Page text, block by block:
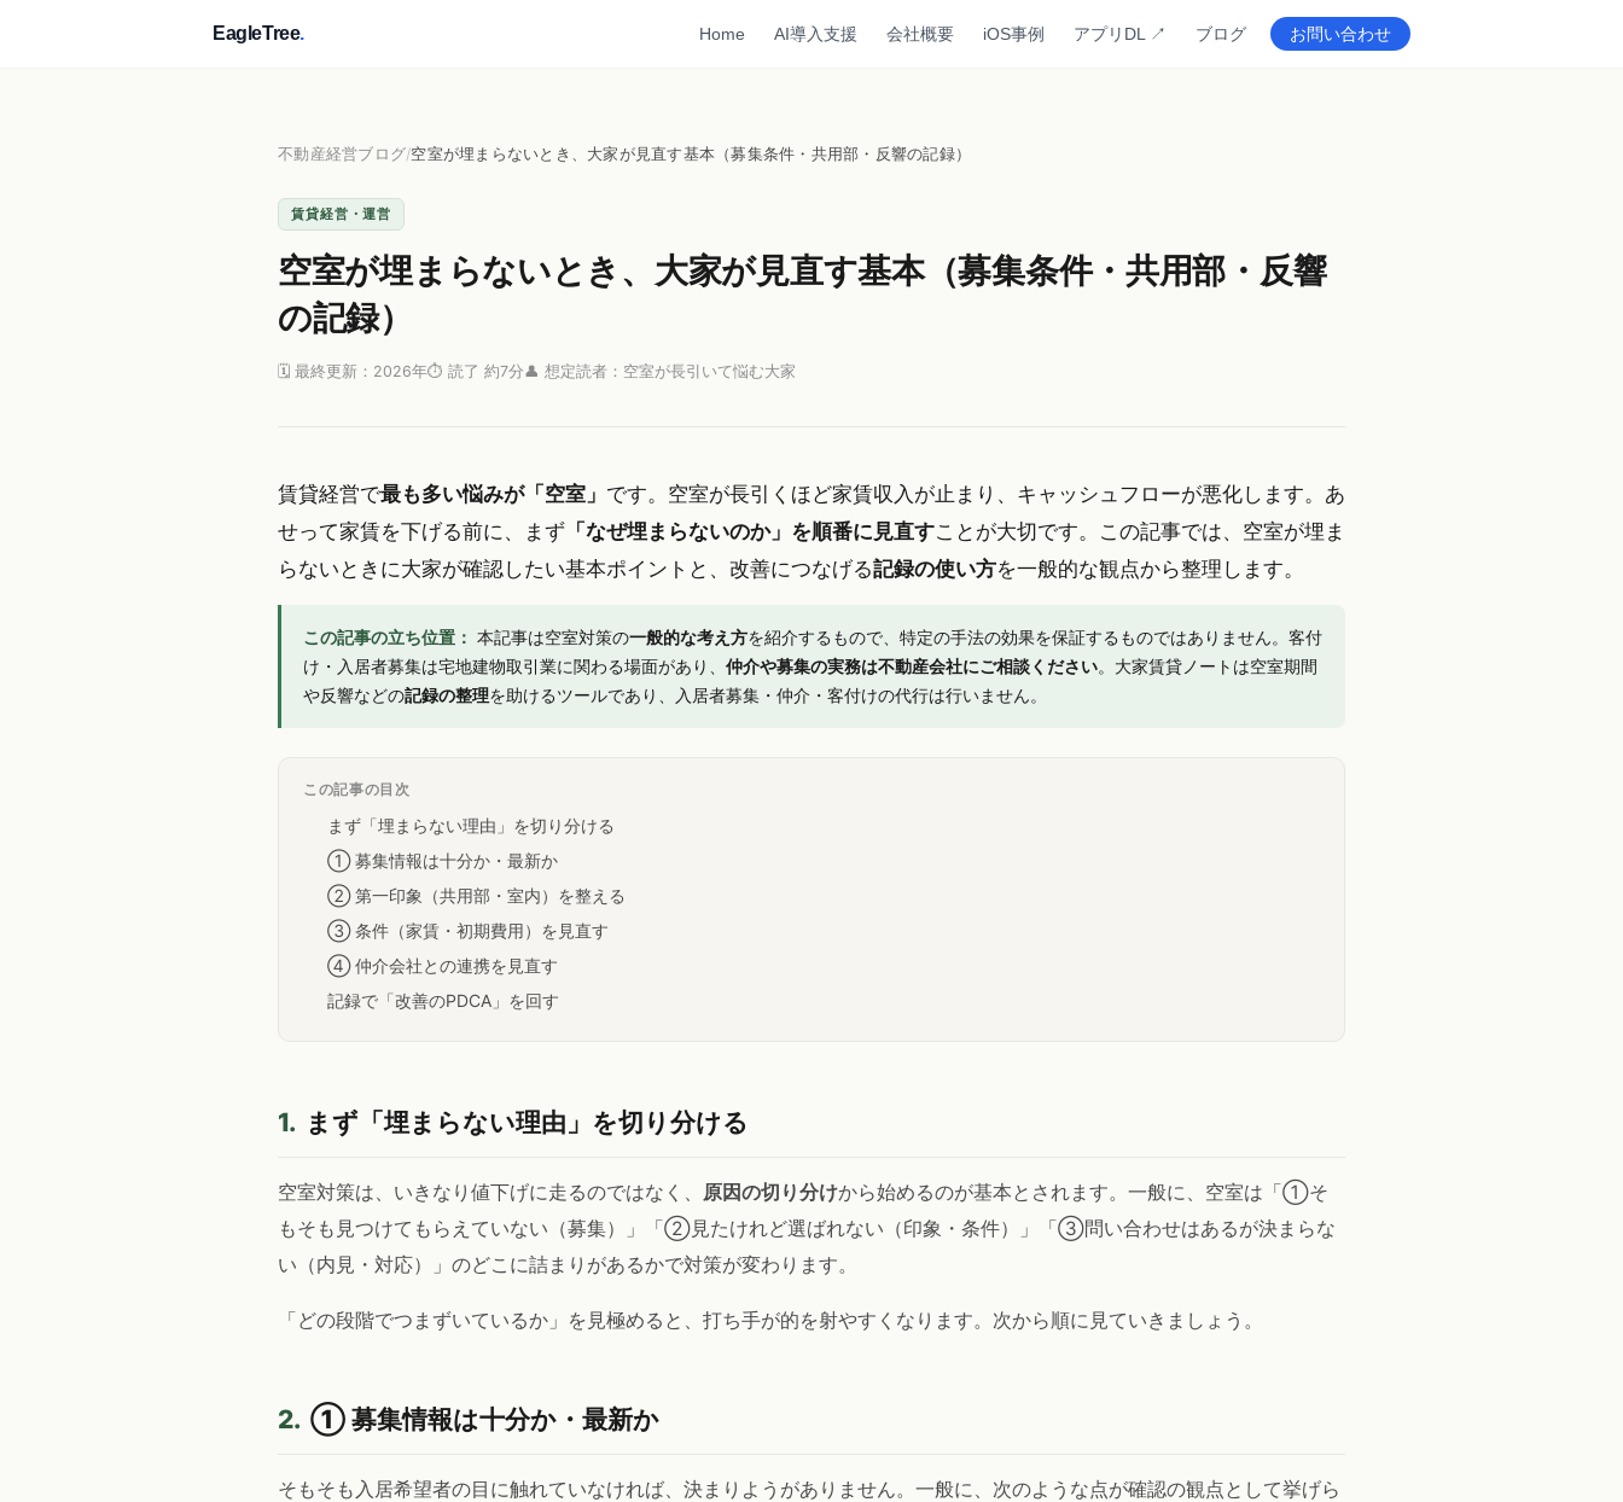
EagleTree. Home AI導入支援 会社概要 iOS事例 アプリDL ↗ ブログ お問い合わせ
不動産経営ブログ/空室が埋まらないとき、大家が見直す基本（募集条件・共用部・反響の記録）
賃貸経営・運営
空室が埋まらないとき、大家が見直す基本（募集条件・共用部・反響
の記録）
🗓 最終更新：2026年⏱ 読了 約7分👤 想定読者：空室が長引いて悩む大家
賃貸経営で最も多い悩みが「空室」 です。空室が長引くほど家賃収入が止まり、キャッシュフローが悪化します。あ
せって家賃を下げる前に、まず 「なぜ埋まらないのか」を順番に見直すことが大切です。この記事では、空室が埋ま
らないときに大家が確認したい基本ポイントと、改善につなげる記録の使い方を一般的な観点から整理します。
この記事の立ち位置： 本記事は空室対策の一般的な考え方を紹介するもので、特定の手法の効果を保証するものではありません。客付
け・入居者募集は宅地建物取引業に関わる場面があり、 仲介や募集の実務は不動産会社にご相談ください。大家賃貸ノートは空室期間
や反響などの記録の整理を助けるツールであり、入居者募集・仲介・客付けの代行は行いません。
この記事の目次
まず「埋まらない理由」を切り分ける
① 募集情報は十分か・最新か
② 第一印象（共用部・室内）を整える
③ 条件（家賃・初期費用）を見直す
④ 仲介会社との連携を見直す
記録で「改善のPDCA」を回す
1. まず「埋まらない理由」を切り分ける
空室対策は、いきなり値下げに走るのではなく、 原因の切り分けから始めるのが基本とされます。一般に、空室は「①そ
もそも見つけてもらえていない（募集）」「②見たけれど選ばれない（印象・条件）」「③問い合わせはあるが決まらな
い（内見・対応）」のどこに詰まりがあるかで対策が変わります。
「どの段階でつまずいているか」を見極めると、打ち手が的を射やすくなります。次から順に見ていきましょう。
2. ① 募集情報は十分か・最新か
そもそも入居希望者の目に触れていなければ、決まりようがありません。一般に、次のような点が確認の観点として挙げら